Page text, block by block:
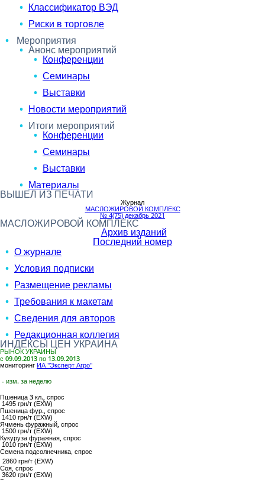
Классификатор ВЭД
Риски в торговле
Мероприятия
Анонс мероприятий
Конференции
Семинары
Выставки
Новости мероприятий
Итоги мероприятий
Конференции
Семинары
Выставки
Материалы
ВЫШЕЛ ИЗ ПЕЧАТИ
Журнал
МАСЛОЖИРОВОЙ КОМПЛЕКС
№ 4(75) декабрь 2021
МАСЛОЖИРОВОЙ КОМПЛЕКС
Архив изданий
Последний номер
О журнале
Условия подписки
Размещение рекламы
Требования к макетам
Сведения для авторов
Редакционная коллегия
ИНДЕКСЫ ЦЕН УКРАИНА
РЫНОК УКРАИНЫ
с 09.09.2013 по 13.09.2013
мониторинг ИА "Эксперт Агро"
- изм. за неделю
Пшеница 3 кл., спрос
1495 грн/т (EXW)
Пшеница фур., спрос
1410 грн/т (EXW)
Ячмень фуражный, спрос
1500 грн/т (EXW)
Кукуруза фуражная, спрос
1010 грн/т (EXW)
Семена подсолнечника , спрос
2860 грн/т (EXW)
Соя , спрос
3620 грн/т (EXW)